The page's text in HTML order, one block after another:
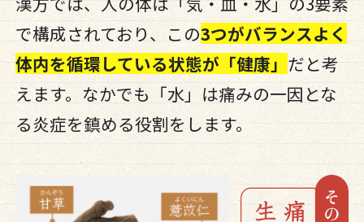
で構成されており、この3つがバランスよく
体内を循環している状態が「健康」 だと考
えます。なかでも「水」は痛みの一因とな
る炎症を鎮める役割をします。